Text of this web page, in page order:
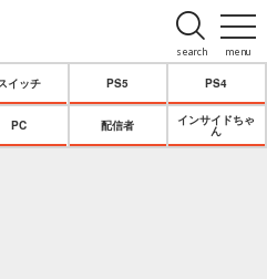
menu
search
イッチ PS5 PS4
PC 配信者
インサイドちゃ
ん